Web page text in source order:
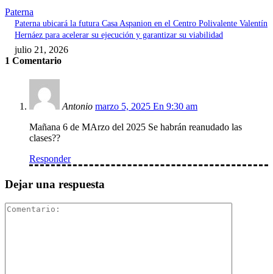
Paterna
Paterna ubicará la futura Casa Aspanion en el Centro Polivalente Valentín
Hernáez para acelerar su ejecución y garantizar su viabilidad
julio 21, 2026
1 Comentario
Antonio marzo 5, 2025 En 9:30 am
Mañana 6 de MArzo del 2025 Se habrán reanudado las
clases??
Responder
Dejar una respuesta